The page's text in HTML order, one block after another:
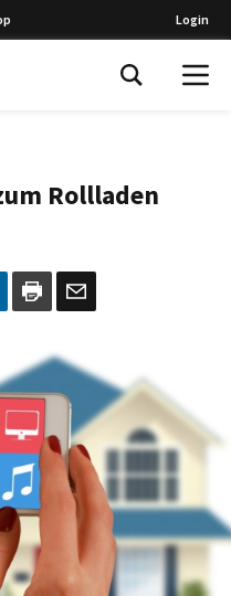
Login
Rollladen